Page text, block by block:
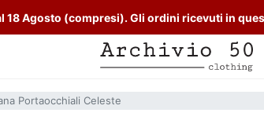
18 Agosto (compresi). Gli ordini ricevuti in
Portaocchiali Celeste